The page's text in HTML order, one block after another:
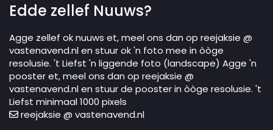
Edde zellef Nuuws?
Agge zellef ok nuuws et, meel ons dan op reejaksie @
vastenavend.nl en stuur ok 'n foto mee in òòge
resolusie. 't Liefst 'n liggende foto (landscape) Agge 'n
pooster et, meel ons dan op reejaksie @
vastenavend.nl en stuur de pooster in òòge resolusie. 't
Liefst minimaal 1000 pixels
reejaksie @ vastenavend.nl